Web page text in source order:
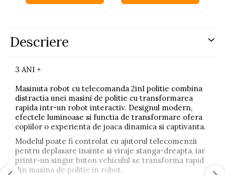
Descriere
3 ANI +
Masinuta robot cu telecomanda 2in1 politie combina
distractia unei masini de politie cu transformarea
rapida intr-un robot interactiv. Designul modern,
efectele luminoase si functia de transformare ofera
copiilor o experienta de joaca dinamica si captivanta.
Modelul poate fi controlat cu ajutorul telecomenzii
pentru deplasare inainte si viraje stanga-dreapta, iar
printr-un singur buton vehiculul se transforma rapid
din masina de politie in robot.